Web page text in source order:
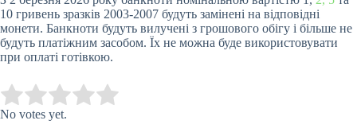
10 гривень зразків 2003-2007 будуть замінені на відповідні
монети. Банкноти будуть вилучені з грошового обігу і більше не
будуть платіжним засобом. Їх не можна буде використовувати
при оплаті готівкою.
Rate this item:
No votes yet.